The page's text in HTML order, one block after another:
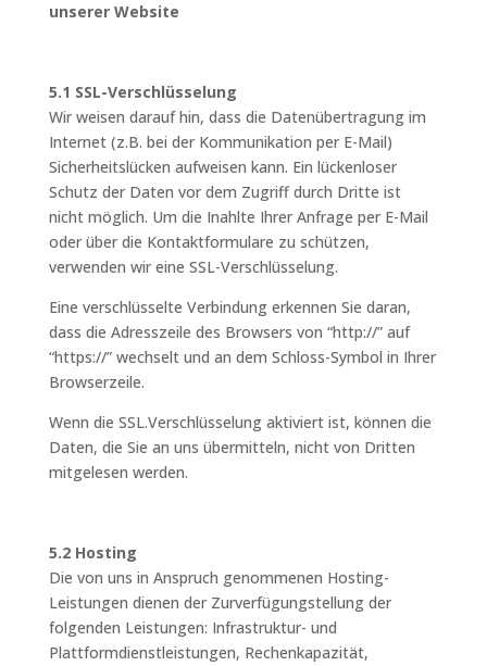
unserer Website
5.1 SSL-Verschlüsselung
Wir weisen darauf hin, dass die Datenübertragung im
Internet (z.B. bei der Kommunikation per E-Mail)
Sicherheitslücken aufweisen kann. Ein lückenloser
Schutz der Daten vor dem Zugriff durch Dritte ist
nicht möglich. Um die Inahlte Ihrer Anfrage per E-Mail
oder über die Kontaktformulare zu schützen,
verwenden wir eine SSL-Verschlüsselung.
Eine verschlüsselte Verbindung erkennen Sie daran,
dass die Adresszeile des Browsers von “http://” auf
“https://” wechselt und an dem Schloss-Symbol in Ihrer
Browserzeile.
Wenn die SSL.Verschlüsselung aktiviert ist, können die
Daten, die Sie an uns übermitteln, nicht von Dritten
mitgelesen werden.
5.2 Hosting
Die von uns in Anspruch genommenen Hosting-
Leistungen dienen der Zurverfügungstellung der
folgenden Leistungen: Infrastruktur- und
Plattformdienstleistungen, Rechenkapazität,